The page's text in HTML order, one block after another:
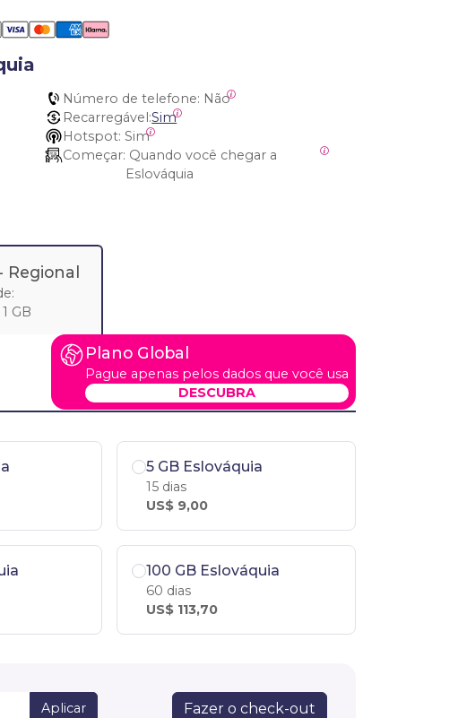
Número de telefone: Não
Recarregável:Sim
Hotspot: Sim
Começar:
Eslováquia
Regional
GB
Plano Global
Pague apenas pelos dados que você usa
DESCUBRA
5 GB Eslováquia
15 dias
US$ 9,00
100 GB Eslováquia
60 dias
US$ 113,70
Aplicar Fazer o check-out